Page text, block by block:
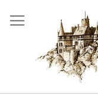
zum
Inhalt